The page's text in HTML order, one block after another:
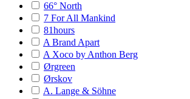
66° North
7 For All Mankind
81hours
A Brand Apart
A Xoco by Anthon Berg
Ørgreen
Ørskov
A. Lange & Söhne